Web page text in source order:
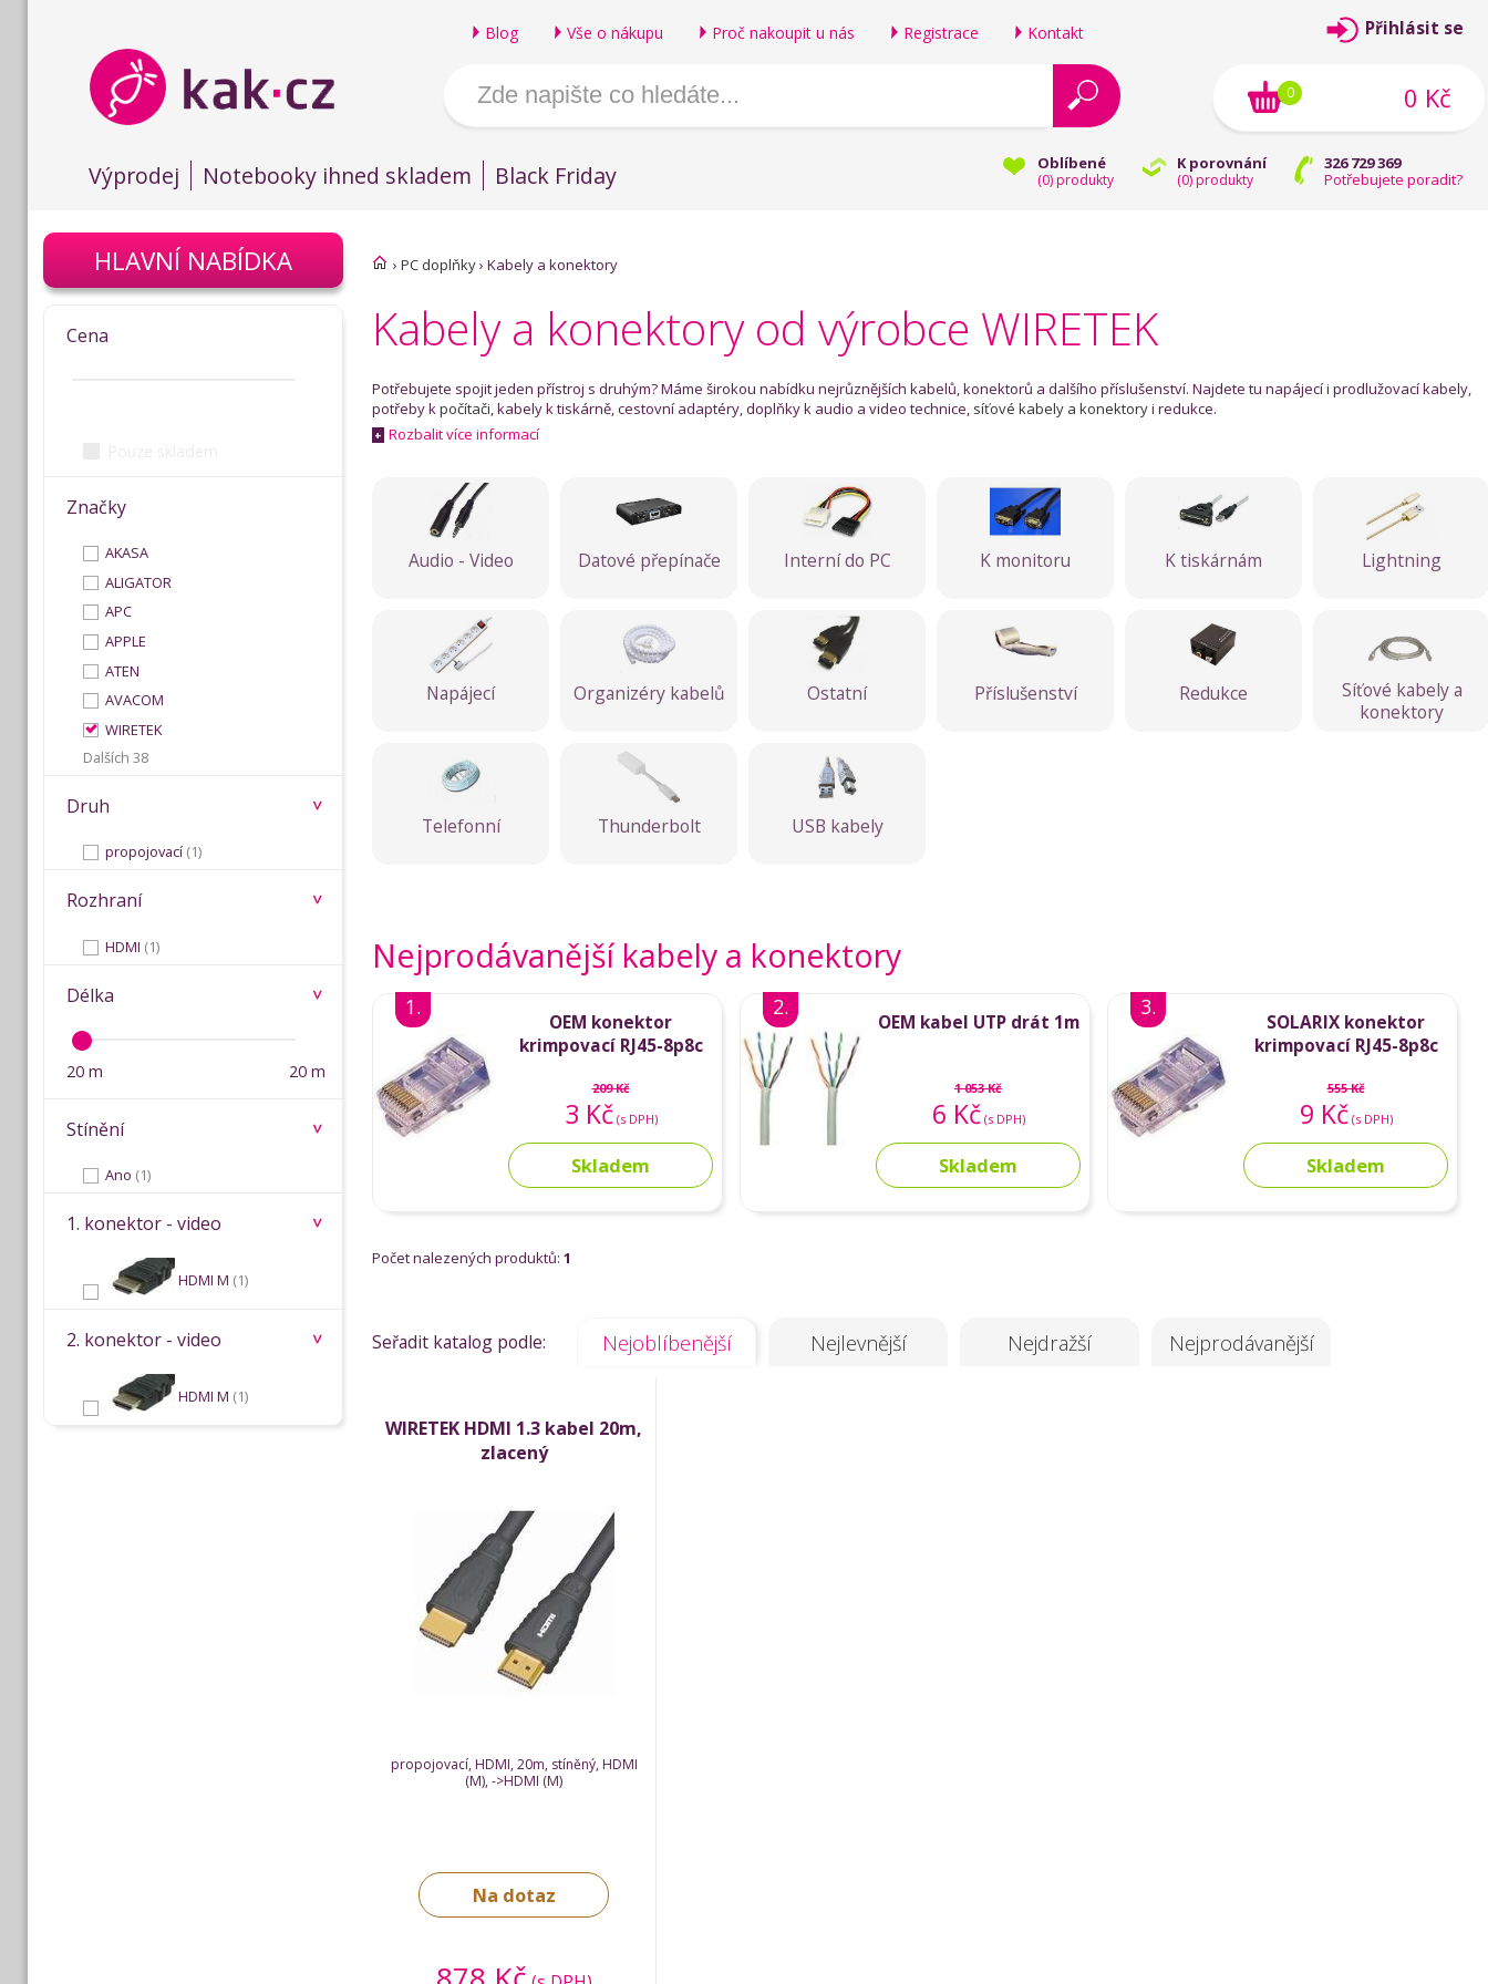
Blog Vše o nákupu Proč nakoupit u nás Registrace Kontakt
Oblíbené
(0) produkty
K porovnání
(0) produkty
326 729 369
Potřebujete poradit?
Výprodej Notebooky ihned skladem Black Friday
Přihlásit se
0 Kč
0
› PC doplňky› Kabely a konektory
Kabely a konektory od výrobce WIRETEK
Potřebujete spojit jeden přístroj s druhým? Máme širokou nabídku nejrůznějších kabelů, konektorů a dalšího příslušenství. Najdete tu napájecí i prodlužovací kabely,
potřeby kpočítači, kabely k tiskárně, cestovní adaptéry, doplňky k audio a video technice, síťové kabely a konektoryi redukce.
+ Rozbalit více informací
Audio - Video Datové přepínače Interní do PC K monitoru K tiskárnám Lightning
Napájecí Organizéry kabelů Ostatní Příslušenství Redukce
Síťové kabely a
konektory
Telefonní Thunderbolt USB kabely
Nejprodávanější kabely a konektory
1.
OEM konektor
krimpovací RJ45-8p8c
209 Kč
3 Kč(s DPH)
Skladem
2.
OEM kabel UTP drát 1m
1 053 Kč
6 Kč(s DPH)
Skladem
3.
SOLARIX konektor
krimpovací RJ45-8p8c
555 Kč
9 Kč(s DPH)
Skladem
Počet nalezených produktů: 1
Seřadit katalog podle: Nejoblíbenější Nejlevnější Nejdražší Nejprodávanější
WIRETEK HDMI 1.3 kabel 20m,
zlacený
propojovací, HDMI, 20m, stíněný, HDMI
(M), ->HDMI (M)
Na dotaz
HLAVNÍ NABÍDKA
Cena
Značky
AKASA
ALIGATOR
APC
APPLE
ATEN
AVACOM
WIRETEK
Dalších 38
Druh
propojovací (1)
Rozhraní
HDMI (1)
Délka
20 m 20 m
Stínění
Ano (1)
1. konektor - video
HDMI M (1)
2. konektor - video
HDMI M (1)